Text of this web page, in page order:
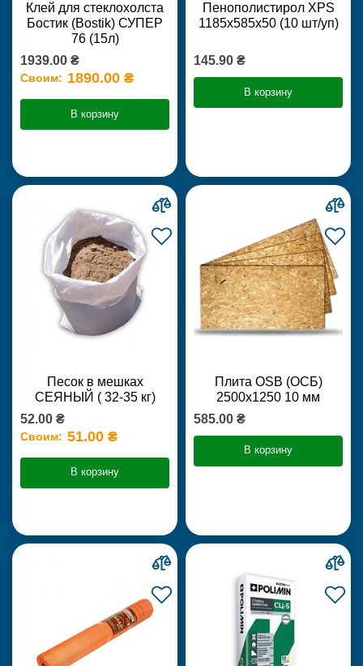
Клей для стеклохолста
Бостик (Bostik) СУПЕР
76 (15л)
1939.00 ₴
Своим: 1890.00 ₴
В корзину
Пенополистирол XPS
1185х585х50 (10 шт/уп)
145.90 ₴
В корзину
Песок в мешках
СЕЯНЫЙ ( 32-35 кг)
52.00 ₴
Своим: 51.00 ₴
В корзину
Плита OSB (ОСБ)
2500х1250 10 мм
585.00 ₴
В корзину